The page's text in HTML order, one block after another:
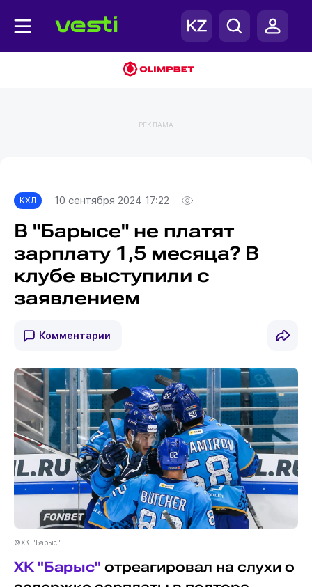
РЕКЛАМА
КХЛ 10 сентября 2024 17:22
В "Барысе" не платят
зарплату 1,5 месяца? В
клубе выступили с
заявлением
Комментарии
©ХК "Барыс"
ХК "Барыс" отреагировал на слухи о